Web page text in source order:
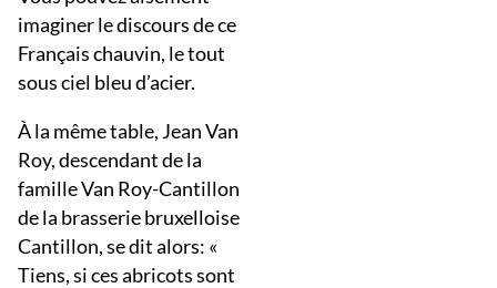
imaginer le discours de ce
Français chauvin, le tout
sous ciel bleu d’acier.
À la même table, Jean Van
Roy, descendant de la
famille Van Roy-Cantillon
de la brasserie bruxelloise
Cantillon, se dit alors: «
Tiens, si ces abricots sont